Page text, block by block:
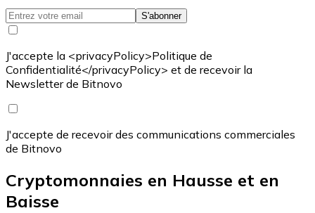
S'abonner
J'accepte la <privacyPolicy>Politique de
Confidentialité</privacyPolicy> et de recevoir la
Newsletter de Bitnovo
J'accepte de recevoir des communications commerciales
de Bitnovo
Cryptomonnaies en Hausse et en
Baisse